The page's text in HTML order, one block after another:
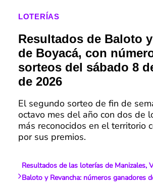
LOTERÍAS
Resultados de Baloto
de Boyacá, con
sorteos del sábado 8
de 2026
El segundo sorteo de fin de
octavo mes del año con dos de
más reconocidos en el territorio
por sus premios.
Resultados de las loterías de Manizales,
Baloto y Revancha: números ganadores